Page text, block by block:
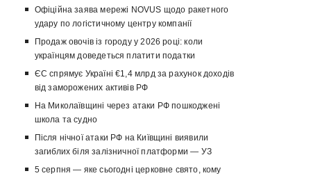
Офіційна заява мережі NOVUS щодо ракетного
удару по логістичному центру компанії
Продаж овочів із городу у 2026 році: коли
українцям доведеться платити податки
ЄС спрямує Україні €1,4 млрд за рахунок доходів
від заморожених активів РФ
На Миколаївщині через атаки РФ пошкоджені
школа та судно
Після нічної атаки РФ на Київщині виявили
загиблих біля залізничної платформи — УЗ
5 серпня — яке сьогодні церковне свято, кому